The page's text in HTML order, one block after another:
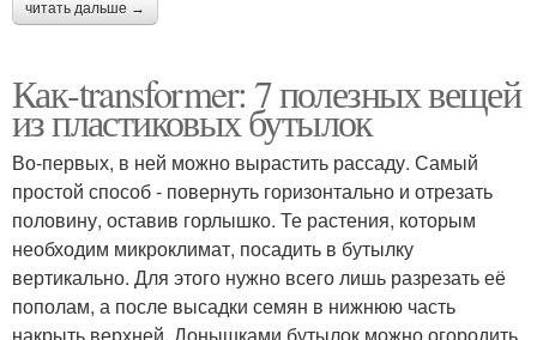
читать дальше →
Как-transformer: 7 полезных вещей
из пластиковых бутылок
Во-первых, в ней можно вырастить рассаду. Самый
простой способ - повернуть горизонтально и отрезать
половину, оставив горлышко. Те растения, которым
необходим микроклимат, посадить в бутылку
вертикально. Для этого нужно всего лишь разрезать её
пополам, а после высадки семян в нижнюю часть